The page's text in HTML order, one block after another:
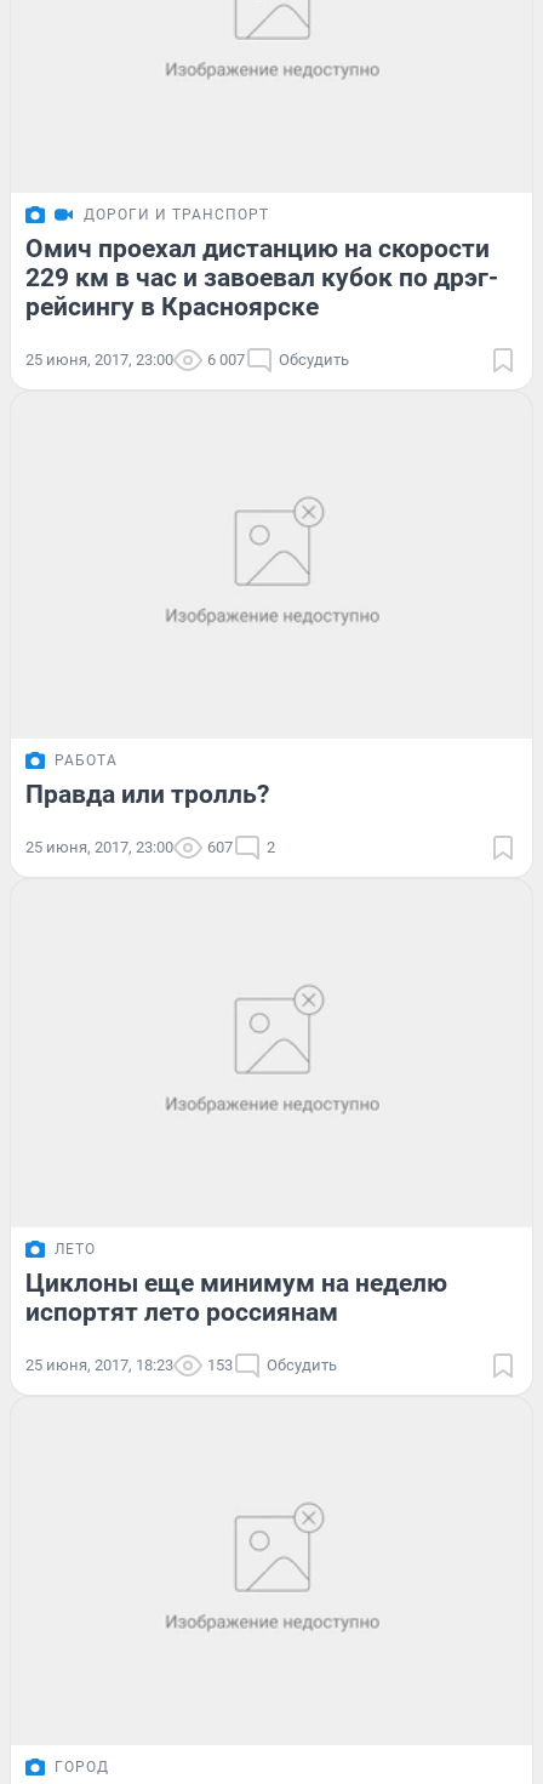
ДОРОГИ И ТРАНСПОРТ
Омич проехал дистанцию на скорости
229 км в час и завоевал кубок по дрэг-
рейсингу в Красноярске
25 июня, 2017, 23:00 6 007 Обсудить
РАБОТА
Правда или тролль?
25 июня, 2017, 23:00 607 2
ЛЕТО
Циклоны еще минимум на неделю
испортят лето россиянам
25 июня, 2017, 18:23 153 Обсудить
ГОРОД